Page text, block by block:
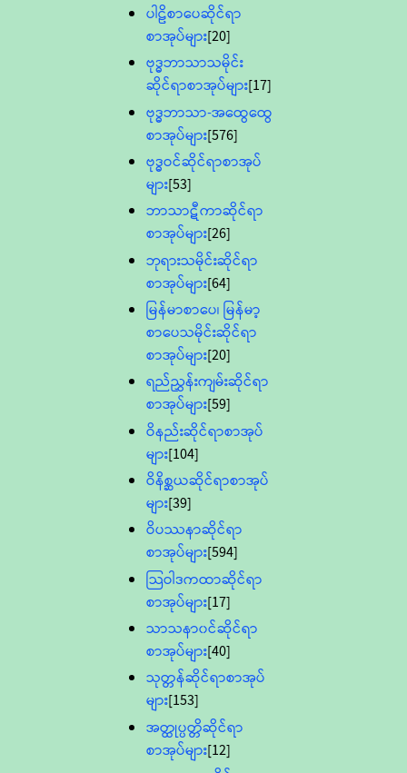
ပါဠိစာပေဆိုင်ရာ
စာအုပ်များ[20]
ဗုဒ္ဓဘာသာသမိုင်း
ဆိုင်ရာစာအုပ်များ[17]
ဗုဒ္ဓဘာသာ-အထွေထွေ
စာအုပ်များ[576]
ဗုဒ္ဓဝင်ဆိုင်ရာစာအုပ်
များ[53]
ဘာသာဋီကာဆိုင်ရာ
စာအုပ်များ[26]
ဘုရားသမိုင်းဆိုင်ရာ
စာအုပ်များ[64]
မြန်မာစာပေ၊ မြန်မာ့
စာပေသမိုင်းဆိုင်ရာ
စာအုပ်များ[20]
ရည်ညွှန်းကျမ်းဆိုင်ရာ
စာအုပ်များ[59]
ဝိနည်းဆိုင်ရာစာအုပ်
များ[104]
ဝိနိစ္ဆယဆိုင်ရာစာအုပ်
များ[39]
ဝိပဿနာဆိုင်ရာ
စာအုပ်များ[594]
သြဝါဒကထာဆိုင်ရာ
စာအုပ်များ[17]
သာသနာ၀င်ဆိုင်ရာ
စာအုပ်များ[40]
သုတ္တန်ဆိုင်ရာစာအုပ်
များ[153]
အတ္ထုပ္ပတ္တိဆိုင်ရာ
စာအုပ်များ[12]